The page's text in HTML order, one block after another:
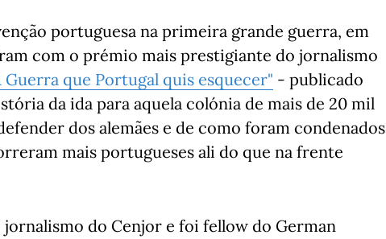
portuguesa na primeira grande guerra, em
com o prémio mais prestigiante do jornalismo
Guerra que Portugal quis esquecer" - publicado
da ida para aquela colónia de mais de 20 mil
dos alemães e de como foram condenados
mais portugueses ali do que na frente
do Cenjor e foi fellow do German